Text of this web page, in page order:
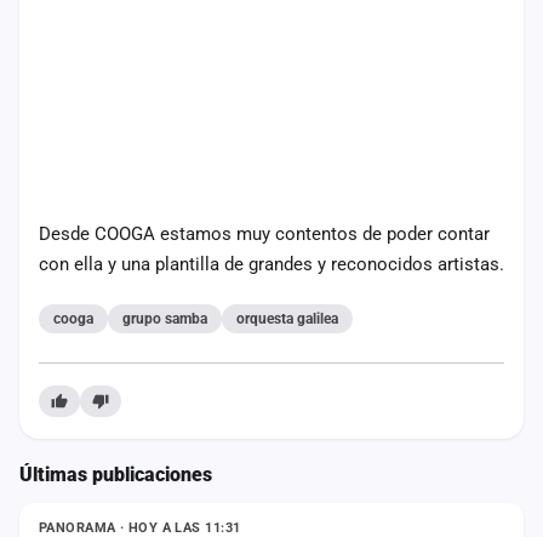
Desde COOGA estamos muy contentos de poder contar
con ella y una plantilla de grandes y reconocidos artistas.
cooga grupo samba orquesta galilea
Últimas publicaciones
ESTADO
PANORAMA · HOY A LAS 11:31